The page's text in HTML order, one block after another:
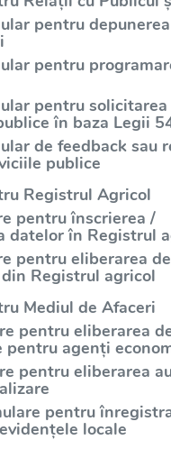
pentru
pentru
pentru solicitarea
în baza Legii
de feedback sau
publice
Registrul Agricol
pentru înscrierea /
datelor în Registrul
pentru eliberarea de
Registrul agricol
Mediul de Afaceri
pentru eliberarea
pentru agenți
pentru eliberarea
pentru
locale